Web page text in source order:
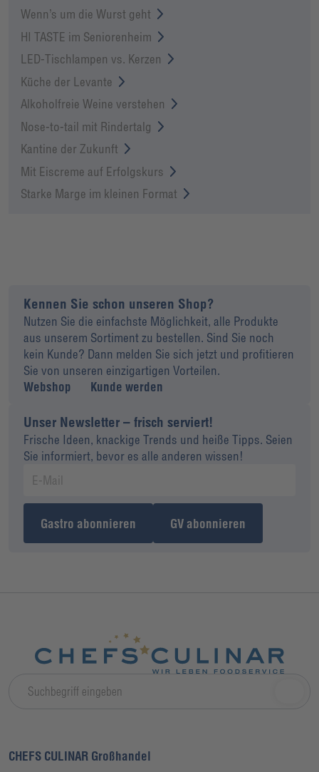
Wenn’s um die Wurst geht
HI TASTE im Seniorenheim
LED-Tischlampen vs. Kerzen
Küche der Levante
Alkoholfreie Weine verstehen
Nose-to-tail mit Rindertalg
Kantine der Zukunft
Mit Eiscreme auf Erfolgskurs
Starke Marge im kleinen Format
Kennen Sie schon unseren Shop?
Nutzen Sie die einfachste Möglichkeit, alle Produkte
aus unserem Sortiment zu bestellen. Sind Sie noch
kein Kunde? Dann melden Sie sich jetzt und profitieren
Sie von unseren einzigartigen Vorteilen.
Webshop
Kunde werden
Unser Newsletter – frisch serviert!
Frische Ideen, knackige Trends und heiße Tipps. Seien
Sie informiert, bevor es alle anderen wissen!
Gastro abonnieren GV abonnieren
CHEFS CULINAR Großhandel